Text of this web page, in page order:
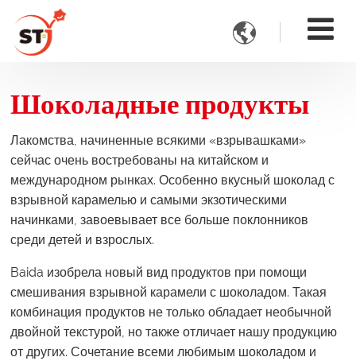

Шоколадные продукты
Лакомства, начиненные всякими «взрывашками»
сейчас очень востребованы на китайском и
международном рынках. Особенно вкусный шоколад с
взрывной карамелью и самыми экзотическими
начинками, завоевывает все больше поклонников
среди детей и взрослых.
Baida изобрела новый вид продуктов при помощи
смешивания взрывной карамели с шоколадом. Такая
комбинация продуктов не только обладает необычной
двойной текстурой, но также отличает нашу продукцию
от других. Сочетание всеми любимым шоколадом и